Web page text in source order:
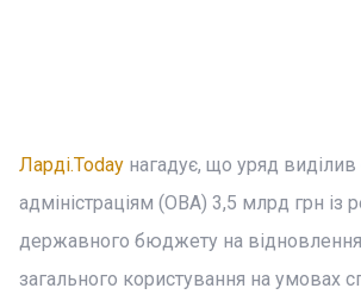
Ларді.Today нагадує, що уряд
адміністраціям (ОВА) 3,5 млрд грн із
державного бюджету на відновлення
загального користування на умовах